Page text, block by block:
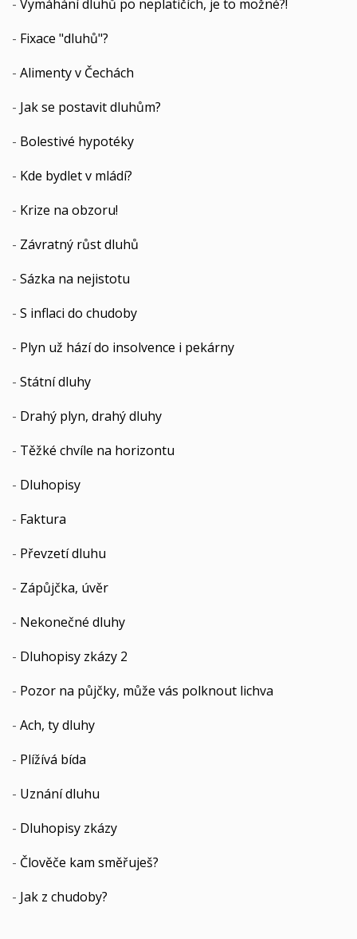
- Vymáhání dluhů po neplatičích, je to možné?!
- Fixace "dluhů"?
- Alimenty v Čechách
- Jak se postavit dluhům?
- Bolestivé hypotéky
- Kde bydlet v mládí?
- Krize na obzoru!
- Závratný růst dluhů
- Sázka na nejistotu
- S inflaci do chudoby
- Plyn už hází do insolvence i pekárny
- Státní dluhy
- Drahý plyn, drahý dluhy
- Těžké chvíle na horizontu
- Dluhopisy
- Faktura
- Převzetí dluhu
- Zápůjčka, úvěr
- Nekonečné dluhy
- Dluhopisy zkázy 2
- Pozor na půjčky, může vás polknout lichva
- Ach, ty dluhy
- Plížívá bída
- Uznání dluhu
- Dluhopisy zkázy
- Člověče kam směřuješ?
- Jak z chudoby?